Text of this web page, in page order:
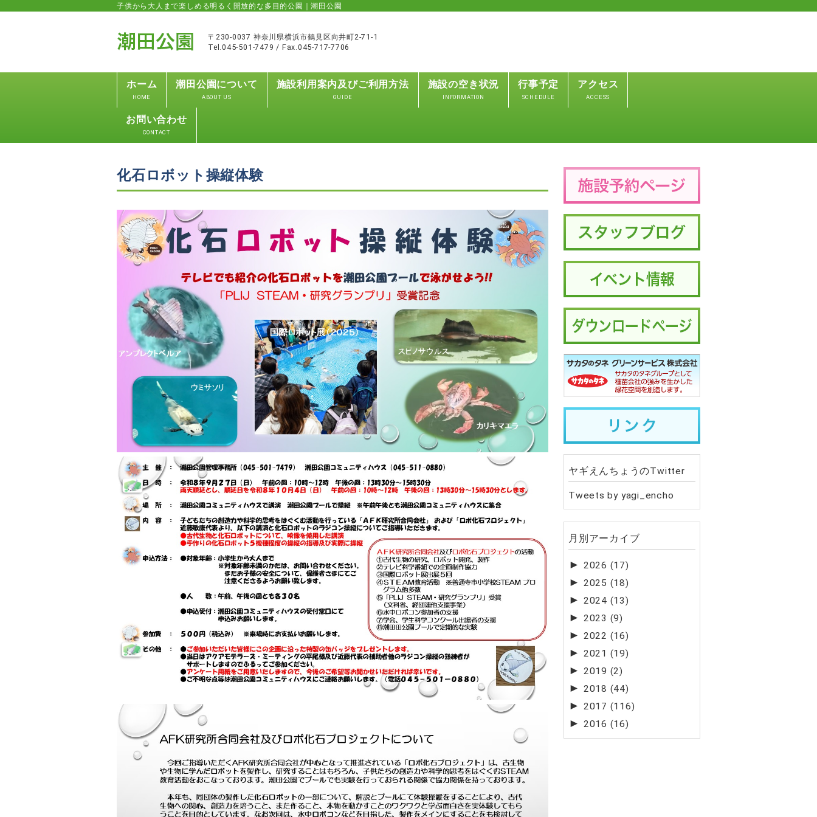
子供から大人まで楽しめる明るく開放的な多目的公園｜潮田公園
〒230-0037 神奈川県横浜市鶴見区向井町2-71-1
Tel.045-501-7479 / Fax.045-717-7706
ホーム
HOME
潮田公園について
ABOUT US
施設利用案内及びご利用方法
GUIDE
施設の空き状況
INFORMATION
行事予定
SCHEDULE
アクセス
ACCESS
お問い合わせ
CONTACT
化石ロボット操縦体験
ヤギえんちょうのTwitter
Tweets by yagi_encho
月別アーカイブ
► 2026 (17)
► 2025 (18)
► 2024 (13)
► 2023 (9)
► 2022 (16)
► 2021 (19)
► 2019 (2)
► 2018 (44)
► 2017 (116)
► 2016 (16)